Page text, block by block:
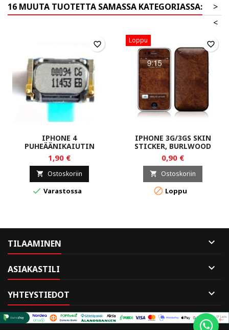
16 MUUTA TUOTETTA SAMASSA KATEGORIASSA:
>
<
IPHONE 4
PUHEÄÄNIKAIUTIN
1,90 €
 Ostoskoriin
 Varastossa
favorite_border Loppu
IPHONE 3G/3GS SKIN
STICKER, BURLWOOD
0,90 €
 Ostoskoriin
 Loppu
favorite_border
TILAAMINEN 
ASIAKASTILI 
YHTEYSTIEDOT 